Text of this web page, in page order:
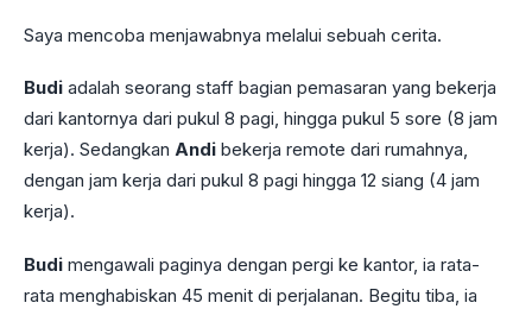
Saya mencoba menjawabnya melalui sebuah cerita.
Budi adalah seorang staff bagian pemasaran yang bekerja
dari kantornya dari pukul 8 pagi, hingga pukul 5 sore (8 jam
kerja). Sedangkan Andi bekerja remote dari rumahnya,
dengan jam kerja dari pukul 8 pagi hingga 12 siang (4 jam
kerja).
Budi mengawali paginya dengan pergi ke kantor, ia rata-
rata menghabiskan 45 menit di perjalanan. Begitu tiba, ia